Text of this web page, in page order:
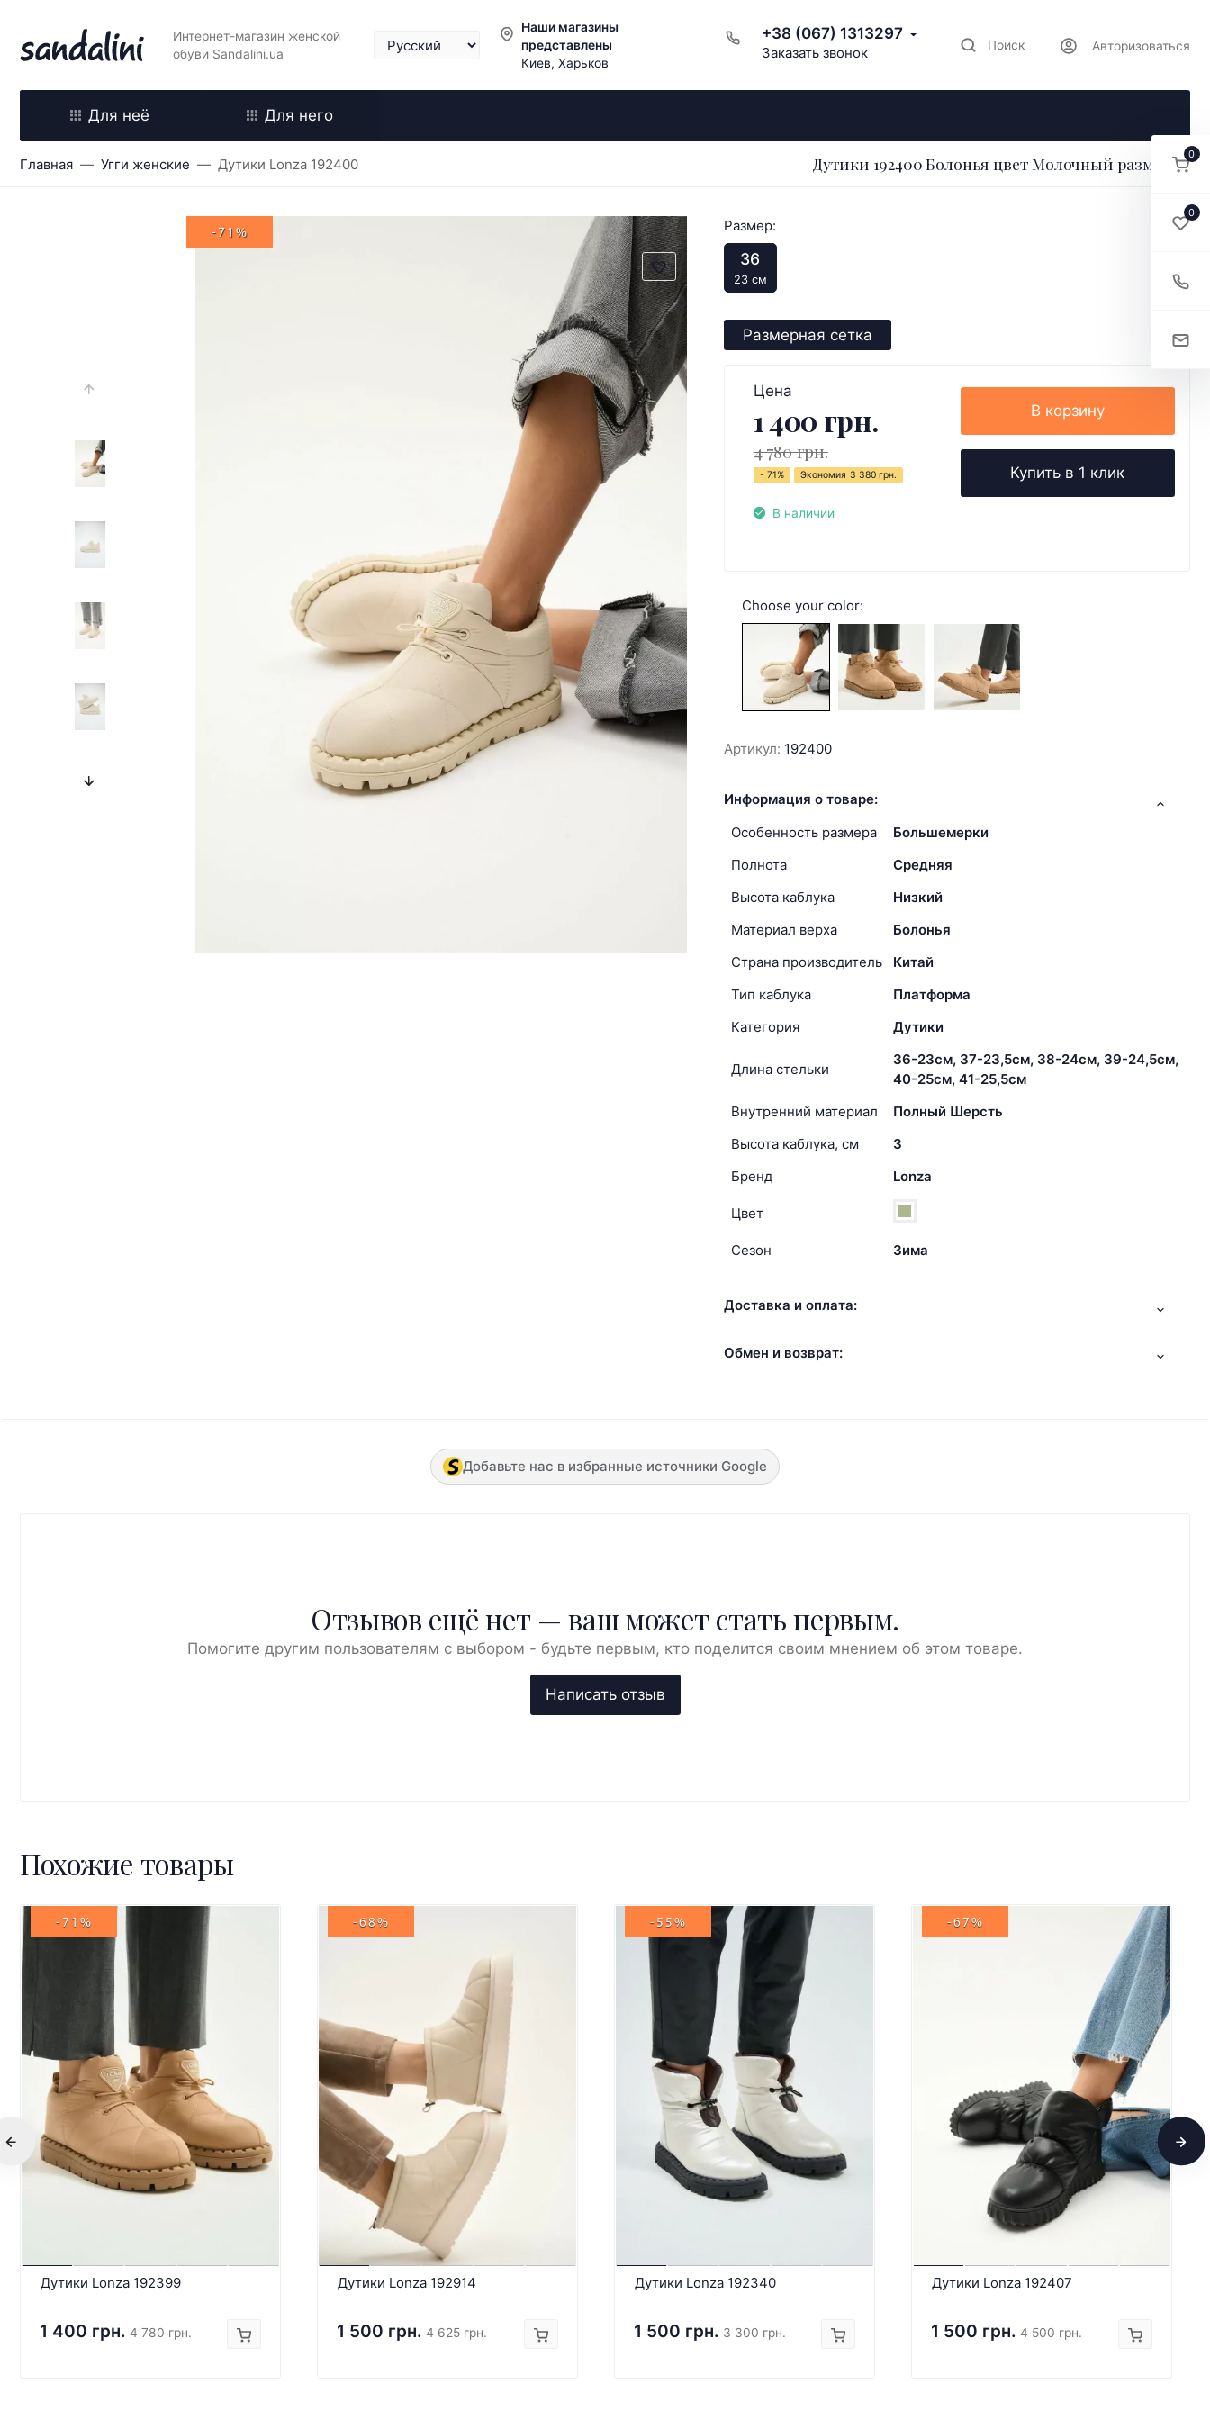
Интернет-магазин женской
обуви Sandalini.ua
Наши магазины
представлены
Киев, Харьков
+38 (067) 1313297
Заказать звонок Поиск Авторизоваться
Для неё Для него
Главная Угги женские Дутики Lonza 192400 Дутики 192400 Болонья цвет Молочный размер 36
-71% Размер:
36
23 см
Размерная сетка
Цена
1 400 грн.
4 780 грн.
- 71% Экономия 3 380 грн.
В наличии
В корзину
Купить в 1 клик
Choose your color:
Артикул: 192400
Информация о товаре:
Особенность размера
Большемерки
Полнота
Средняя
Высота каблука
Низкий
Материал верха
Болонья
Страна производитель
Китай
Тип каблука
Платформа
Категория
Дутики
Длина стельки
36-23см, 37-23,5см, 38-24см, 39-24,5см,
40-25см, 41-25,5см
Внутренний материал
Полный Шерсть
Высота каблука, см
3
Бренд
Lonza
Цвет
Сезон Зима
Доставка и оплата:
Обмен и возврат:
Добавьте нас в избранные источники Google
Отзывов ещё нет — ваш может стать первым.
Помогите другим пользователям с выбором - будьте первым, кто поделится своим мнением об этом товаре.
Похожие товары
-71%
Дутики Lonza 192399
1 400 грн. 4 780 грн.
-68%
Дутики Lonza 192914
1 500 грн. 4 625 грн.
-55%
Дутики Lonza 192340
1 500 грн. 3 300 грн.
-67%
Дутики Lonza 192407
1 500 грн. 4 500 грн.
0
0